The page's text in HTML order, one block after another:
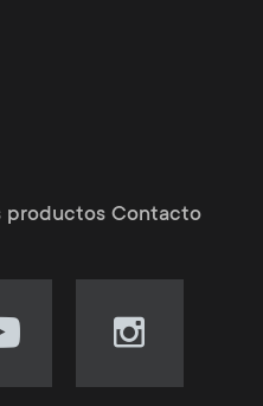
productos Contacto
Visit